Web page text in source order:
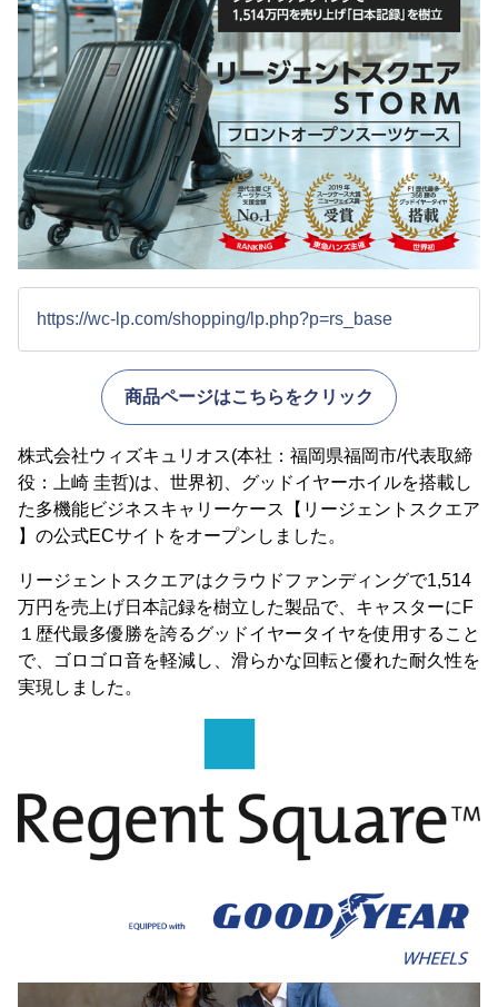
https://wc-lp.com/shopping/lp.php?p=rs_base
商品ページはこちらをクリック
株式会社ウィズキュリオス(本社：福岡県福岡市/代表取締
役：上崎 圭哲)は、世界初、グッドイヤーホイルを搭載し
た多機能ビジネスキャリーケース【リージェントスクエア
】の公式ECサイトをオープンしました。
リージェントスクエアはクラウドファンディングで1,514
万円を売上げ日本記録を樹立した製品で、キャスターにF
１歴代最多優勝を誇るグッドイヤータイヤを使用すること
で、ゴロゴロ音を軽減し、滑らかな回転と優れた耐久性を
実現しました。